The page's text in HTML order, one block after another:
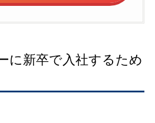
に新卒で入社するため